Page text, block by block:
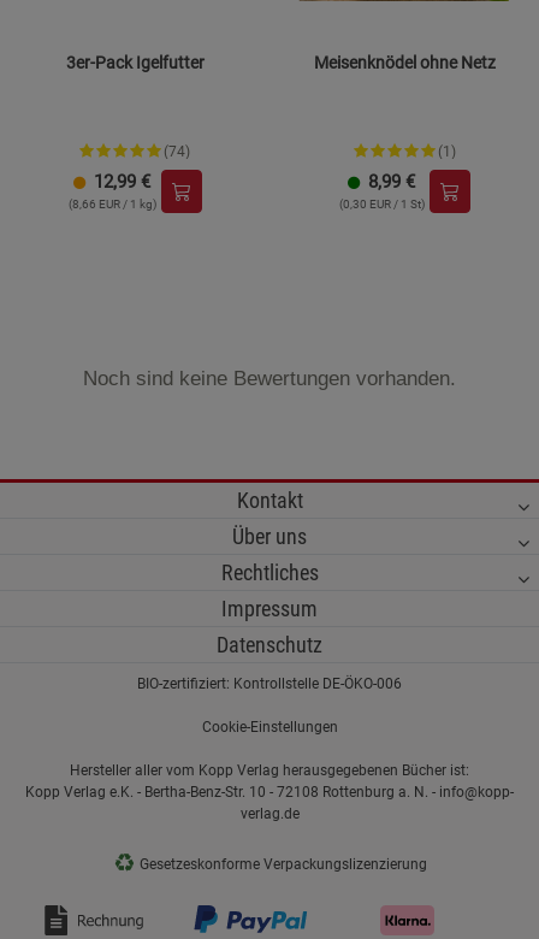
3er-Pack Igelfutter
(74)
12,99 €
(8,66 EUR / 1 kg)
Meisenknödel ohne Netz
(1)
8,99 €
(0,30 EUR / 1 St)
Noch sind keine Bewertungen vorhanden.
Kontakt
Über uns
Rechtliches
Impressum
Datenschutz
BIO-zertifiziert: Kontrollstelle DE-ÖKO-006
Cookie-Einstellungen
Hersteller aller vom Kopp Verlag herausgegebenen Bücher ist:
Kopp Verlag e.K. - Bertha-Benz-Str. 10 - 72108 Rottenburg a. N. - info@kopp-
verlag.de
♻ Gesetzeskonforme Verpackungslizenzierung